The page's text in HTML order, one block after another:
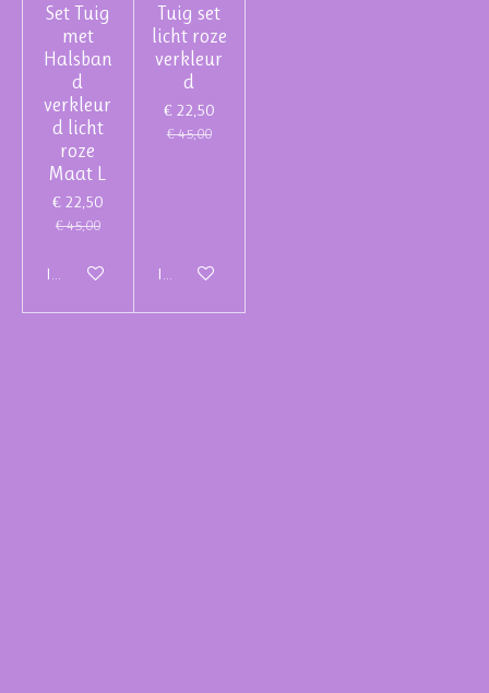
Set Tuig
met
Halsban
d
verkleur
d licht
roze
Maat L
€ 22,50
€ 45,00
In winkelwagen
Tuig set
licht roze
verkleur
d
€ 22,50
€ 45,00
In winkelwagen